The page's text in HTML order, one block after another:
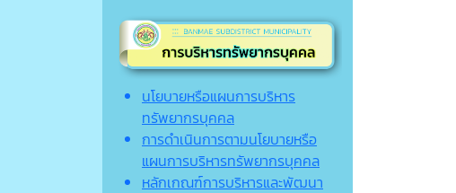
นโยบายหรือแผนการบริหาร
ทรัพยากรบุคคล
การดำเนินการตามนโยบายหรือ
แผนการบริหารทรัพยากรบุคคล
หลักเกณฑ์การบริหารและพัฒนา